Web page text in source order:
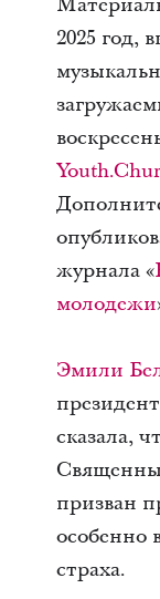
2025 год,
журнала «
молодежи
Эмили
сказала,
призван
особенно
страха.